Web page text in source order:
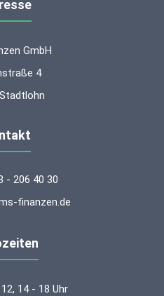
GmbH
4
- 206 40 30
finanzen.de
14 - 18 Uhr